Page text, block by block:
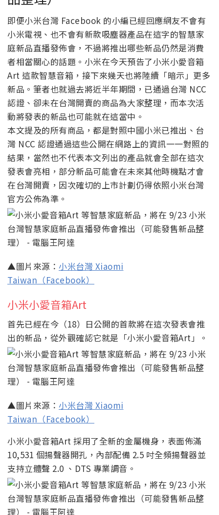
即便小米台灣 Facebook 的小編已經回應網友不會有
小米電視、也不會有新款吸塵器產品在這字的智慧家
庭新品直播發佈會，不過將推出哪些新品仍然是消費
者相當關心的話題。小米在今天預告了小米小愛音箱
Art 這款智慧音箱，接下來幾天也將陸續「暗示」更多
新品。筆者也就過去將近半年期間，已通過台灣 NCC
認證、卻未在台灣開賣的商品為大家整理，而本次活
動將發表的新品也可能就在這當中。
本文提及的所有商品，都是對照中國小米已推出、台
灣 NCC 認證通過這些公開在網路上的資訊一一對照的
結果，當然也不代表本文列出的產品就會全部在這次
發表會亮相，部分新品可能會在未來其他時機點才會
在台灣開賣，因次確切的上市計劃仍得依照小米台灣
官方公佈為準。
▲圖片來源： 小米台灣 Xiaomi
Taiwan（Facebook）
小米小愛音箱Art
首先已經在今（18）日公開的首款將在這次發表會推
出的新品，從外觀確認它就是「小米小愛音箱Art」。
▲圖片來源： 小米台灣 Xiaomi
Taiwan（Facebook）
小米小愛音箱Art 採用了全新的金屬機身，表面佈滿
10,531 個揚聲器開孔，內部配備 2.5 吋全頻揚聲器並
支持立體聲 2.0 、DTS 專業調音。